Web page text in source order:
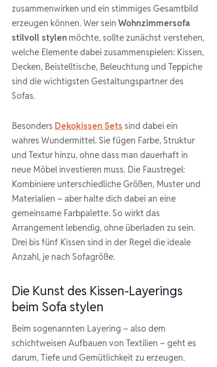
zusammenwirken und ein stimmiges Gesamtbild
erzeugen können. Wer sein Wohnzimmersofa
stilvoll stylen möchte, sollte zunächst verstehen,
welche Elemente dabei zusammenspielen: Kissen,
Decken, Beistelltische, Beleuchtung und Teppiche
sind die wichtigsten Gestaltungspartner des
Sofas.
Besonders Dekokissen Sets sind dabei ein
wahres Wundermittel. Sie fügen Farbe, Struktur
und Textur hinzu, ohne dass man dauerhaft in
neue Möbel investieren muss. Die Faustregel:
Kombiniere unterschiedliche Größen, Muster und
Materialien – aber halte dich dabei an eine
gemeinsame Farbpalette. So wirkt das
Arrangement lebendig, ohne überladen zu sein.
Drei bis fünf Kissen sind in der Regel die ideale
Anzahl, je nach Sofagröße.
Die Kunst des Kissen-Layerings
beim Sofa stylen
Beim sogenannten Layering – also dem
schichtweisen Aufbauen von Textilien – geht es
darum, Tiefe und Gemütlichkeit zu erzeugen.